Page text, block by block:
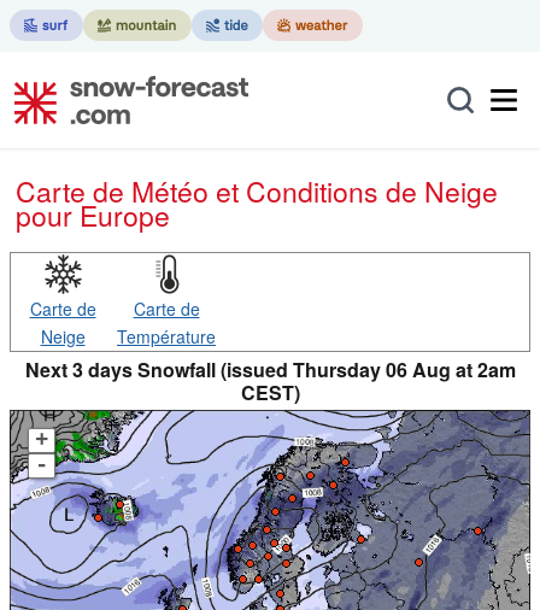
Carte de Météo et Conditions de Neige
pour Europe
Carte de
Neige
Carte de
Température
Next 3 days Snowfall (issued Thursday 06 Aug at 2am
CEST)
+
-